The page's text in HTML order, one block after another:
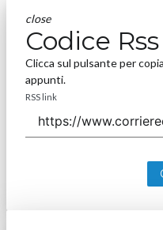
close
Codice Rss
Clicca sul pulsante per
appunti.
RSS link